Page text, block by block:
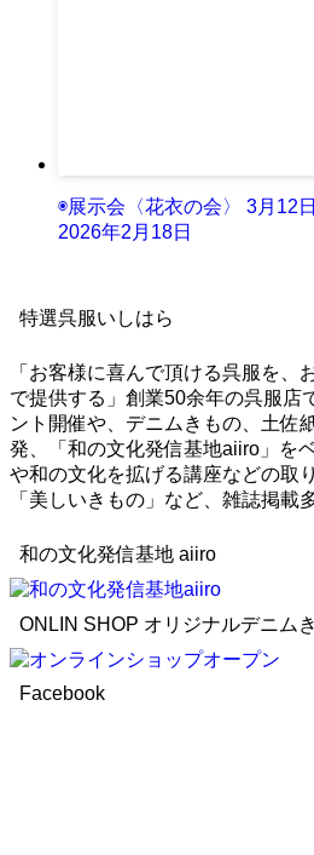
◉展示会〈花衣の会〉 3月12
2026年2月18日
特選呉服いしはら
「お客様に喜んで頂ける呉服を、
で提供する」創業50余年の呉服店
ント開催や、デニムきもの、土佐
発、「和の文化発信基地aiiro」を
や和の文化を拡げる講座などの取
「美しいきもの」など、雑誌掲載
和の文化発信基地 aiiro
ONLIN SHOP オリジナルデニム
Facebook